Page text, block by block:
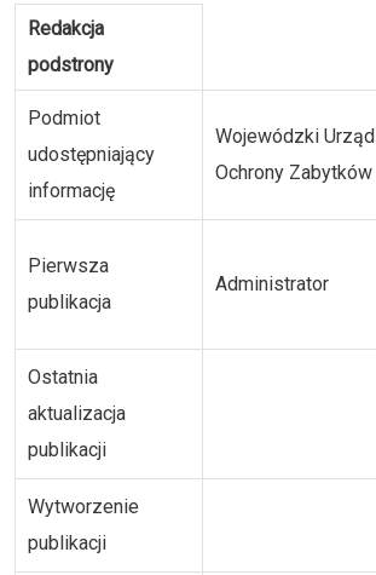
Redakcja
podstrony
Podmiot
udostępniający
informację
Wojewódzki Urząd
Ochrony Zabytków
Pierwsza
publikacja
Administrator
Ostatnia
aktualizacja
publikacji
Wytworzenie
publikacji